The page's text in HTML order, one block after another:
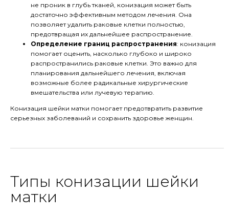
не проник в глубь тканей, конизация может быть
достаточно эффективным методом лечения. Она
позволяет удалить раковые клетки полностью,
предотвращая их дальнейшее распространение.
Определение границ распространения: конизация
помогает оценить, насколько глубоко и широко
распространились раковые клетки. Это важно для
планирования дальнейшего лечения, включая
возможные более радикальные хирургические
вмешательства или лучевую терапию.
Конизация шейки матки помогает предотвратить развитие
серьезных заболеваний и сохранить здоровье женщин.
Типы конизации шейки
матки